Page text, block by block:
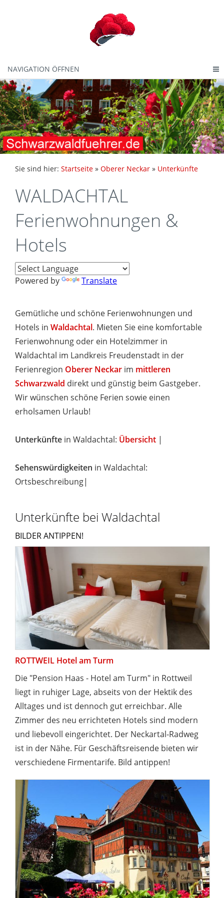
NAVIGATION ÖFFNEN
Sie sind hier: Startseite » Oberer Neckar » Unterkünfte
WALDACHTAL
Ferienwohnungen &
Hotels
Powered by Translate
Gemütliche und schöne Ferienwohnungen und
Hotels in Waldachtal. Mieten Sie eine komfortable
Ferienwohnung oder ein Hotelzimmer in
Waldachtal im Landkreis Freudenstadt in der
Ferienregion Oberer Neckar im mittleren
Schwarzwald direkt und günstig beim Gastgeber.
Wir wünschen schöne Ferien sowie einen
erholsamen Urlaub!
Unterkünfte in Waldachtal: Übersicht |
Sehenswürdigkeiten in Waldachtal:
Ortsbeschreibung|
Unterkünfte bei Waldachtal
BILDER ANTIPPEN!
ROTTWEIL Hotel am Turm
Die "Pension Haas - Hotel am Turm" in Rottweil
liegt in ruhiger Lage, abseits von der Hektik des
Alltages und ist dennoch gut erreichbar. Alle
Zimmer des neu errichteten Hotels sind modern
und liebevoll eingerichtet. Der Neckartal-Radweg
ist in der Nähe. Für Geschäftsreisende bieten wir
verschiedene Firmentarife. Bild antippen!